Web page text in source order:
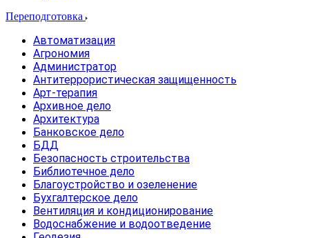
Переподготовка
Автоматизация
Агрономия
Администратор
Антитеррористическая защищенность
Арт-терапия
Архивное дело
Архитектура
Банковское дело
БДД
Безопасность строительства
Библиотечное дело
Благоустройство и озеленение
Бухгалтерское дело
Вентиляция и кондиционирование
Водоснабжение и водоотведение